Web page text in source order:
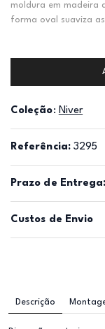
moldura em madeira
forma oval suaviza
Coleção: Niver
Referência: 3295
Prazo de Entrega:
Custos de Envio
Descrição